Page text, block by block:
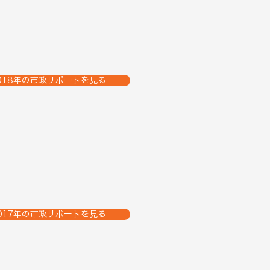
年の市政リポートを見る
年の市政リポートを見る